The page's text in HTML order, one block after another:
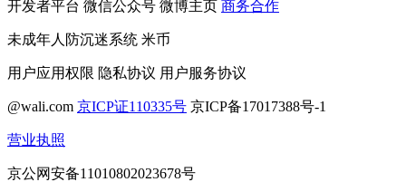
开发者平台 微信公众号 微博主页 商务合作
未成年人防沉迷系统 米币
用户应用权限 隐私协议 用户服务协议
@wali.com 京ICP证110335号 京ICP备17017388号-1
营业执照
京公网安备11010802023678号